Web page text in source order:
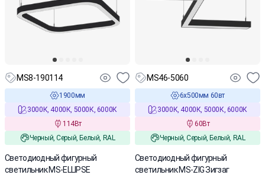
MS8-190114
1900мм
3000К, 4000К, 5000К, 6000К
114Вт
Черный, Серый, Белый, RAL
Светодиодный фигурный
светильник MS-ELLIPSE
MS46-5060
6х500мм 60вт
3000К, 4000К, 5000К, 6000К
60Вт
Черный, Серый, Белый, RAL
Светодиодный фигурный
светильник MS-ZIG Зигзаг